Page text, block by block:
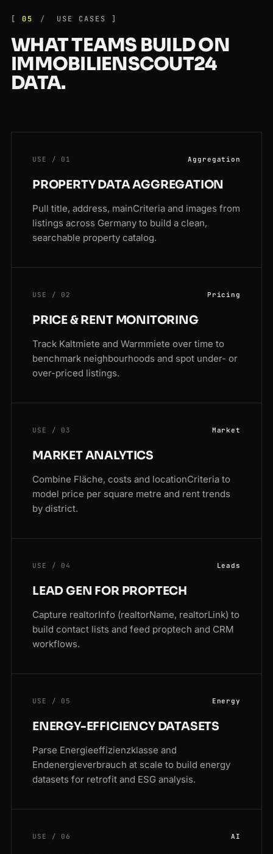
05 USE CASES
WHAT TEAMS BUILD ON
IMMOBILIENSCOUT24
DATA.
USE / 01 Aggregation
PROPERTY DATA AGGREGATION
Pull title, address, mainCriteria and images from
listings across Germany to build a clean,
searchable property catalog.
USE / 02 Pricing
PRICE & RENT MONITORING
Track Kaltmiete and Warmmiete over time to
benchmark neighbourhoods and spot under- or
over-priced listings.
USE / 03 Market
MARKET ANALYTICS
Combine Fläche, costs and locationCriteria to
model price per square metre and rent trends
by district.
USE / 04 Leads
LEAD GEN FOR PROPTECH
Capture realtorInfo (realtorName, realtorLink) to
build contact lists and feed proptech and CRM
workflows.
USE / 05 Energy
ENERGY-EFFICIENCY DATASETS
Parse Energieeffizienzklasse and
Endenergieverbrauch at scale to build energy
datasets for retrofit and ESG analysis.
USE / 06 AI